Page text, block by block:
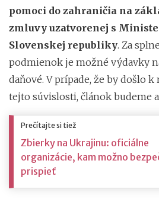
pomoci do zahraničia na
zmluvy uzatvorenej s
Slovenskej republiky. Za
podmienok je možné výdavky
daňové. V prípade, že by došlo
tejto súvislosti, článok budeme
Prečítajte si tiež
Zbierky na Ukrajinu: oficiálne
organizácie, kam možno
prispieť